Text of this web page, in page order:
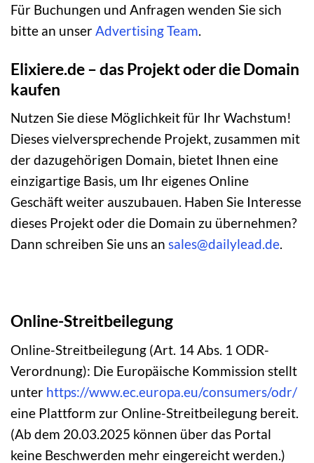
Für Buchungen und Anfragen wenden Sie sich
bitte an unserAdvertising Team.
Elixiere.de – das Projekt oder die Domain
kaufen
Nutzen Sie diese Möglichkeit für Ihr Wachstum!
Dieses vielversprechende Projekt, zusammen mit
der dazugehörigen Domain, bietet Ihnen eine
einzigartige Basis, um Ihr eigenes Online
Geschäft weiter auszubauen. Haben Sie Interesse
dieses Projekt oder die Domain zu übernehmen?
Dann schreiben Sie uns an sales@dailylead.de.
Online-Streitbeilegung
Online-Streitbeilegung (Art. 14 Abs. 1 ODR-
Verordnung): Die Europäische Kommission stellt
unter https://www.ec.europa.eu/consumers/odr/
eine Plattform zur Online-Streitbeilegung bereit.
(Ab dem 20.03.2025 können über das Portal
keine Beschwerden mehr eingereicht werden.)